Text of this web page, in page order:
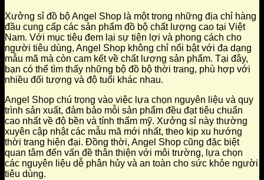
Xưởng sỉ đồ bộ Angel Shop là một trong những địa chỉ hàng
đầu cung cấp các sản phẩm đồ bộ chất lượng cao tại Việt
Nam. Với mục tiêu đem lại sự tiện lợi và phong cách cho
người tiêu dùng, Angel Shop không chỉ nổi bật với đa dạng
mẫu mã mà còn cam kết về chất lượng sản phẩm. Tại đây,
bạn có thể tìm thấy những bộ đồ bộ thời trang, phù hợp với
nhiều đối tượng và độ tuổi khác nhau.
Angel Shop chú trọng vào việc lựa chọn nguyên liệu và quy
trình sản xuất, đảm bảo mỗi sản phẩm đều đạt tiêu chuẩn
cao nhất về độ bền và tính thẩm mỹ. Xưởng sỉ này thường
xuyên cập nhật các mẫu mã mới nhất, theo kịp xu hướng
thời trang hiện đại. Đồng thời, Angel Shop cũng đặc biệt
quan tâm đến vấn đề thân thiện với môi trường, lựa chọn
các nguyên liệu dễ phân hủy và an toàn cho sức khỏe người
tiêu dùng.